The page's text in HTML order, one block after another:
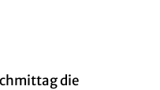
die